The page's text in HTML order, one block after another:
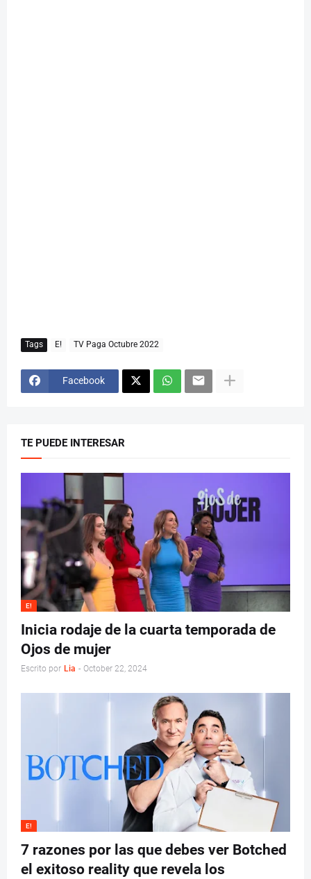
Tags E! TV Paga Octubre 2022
Facebook
TE PUEDE INTERESAR
E!
Inicia rodaje de la cuarta temporada de
Ojos de mujer
Escrito por Lia - October 22, 2024
E!
7 razones por las que debes ver Botched
el exitoso reality que revela los